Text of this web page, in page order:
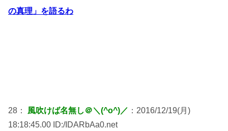
の真理」を語るわ
28： 風吹けば名無し＠＼(^o^)／ ：2016/12/19(月)
18:18:45.00 ID:/IDARbAa0.net